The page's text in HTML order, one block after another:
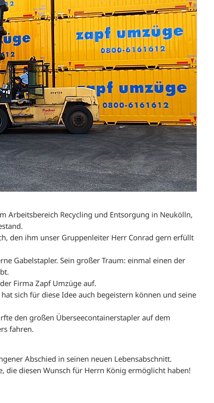
Arbeitsbereich Recycling und Entsorgung in Neukölln,
den ihm unser Gruppenleiter Herr Conrad gern erfüllt
Gabelstapler. Sein großer Traum: einmal einen der
Firma Zapf Umzüge auf.
sich für diese Idee auch begeistern können und seine
den großen Überseecontainerstapler auf dem
fahren.
Abschied in seinen neuen Lebensabschnitt.
die diesen Wunsch für Herrn König ermöglicht haben!